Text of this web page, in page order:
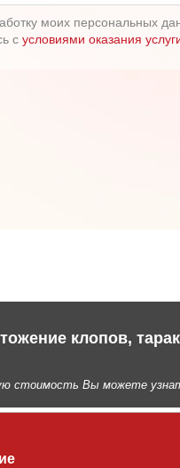
моих персональных
с условиями оказания
клопов,
стоимость Вы можете